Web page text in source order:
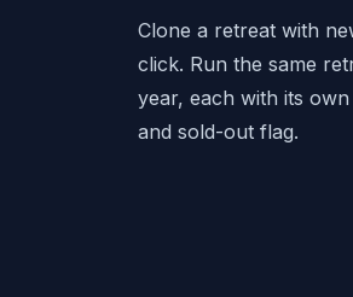
Clone a retreat with
click. Run the same
year, each with its
and sold-out flag.